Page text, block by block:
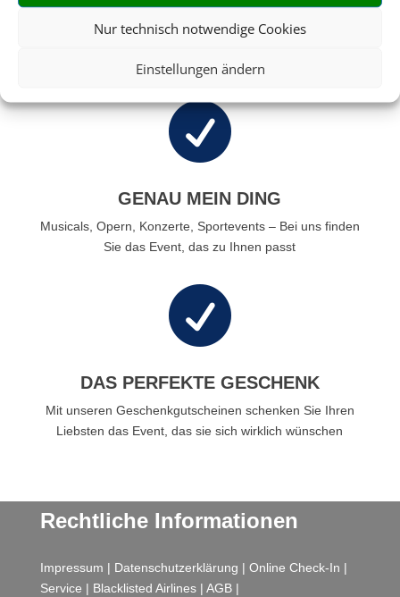
Nur technisch notwendige Cookies
Einstellungen ändern
RIESIGE AUSWAHL
Wählen Sie aus über 20.000 Events weltweit

GENAU MEIN DING
Musicals, Opern, Konzerte, Sportevents – Bei uns finden
Sie das Event, das zu Ihnen passt

DAS PERFEKTE GESCHENK
Mit unseren Geschenkgutscheinen schenken Sie Ihren
Liebsten das Event, das sie sich wirklich wünschen
Rechtliche Informationen
Impressum | Datenschutzerklärung | Online Check-In |
Service | Blacklisted Airlines| AGB|